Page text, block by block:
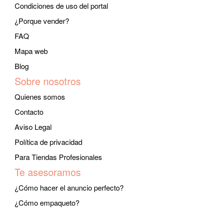
Condiciones de uso del portal
¿Porque vender?
FAQ
Mapa web
Blog
Sobre nosotros
Quienes somos
Contacto
Aviso Legal
Política de privacidad
Para Tiendas Profesionales
Te asesoramos
¿Cómo hacer el anuncio perfecto?
¿Cómo empaqueto?